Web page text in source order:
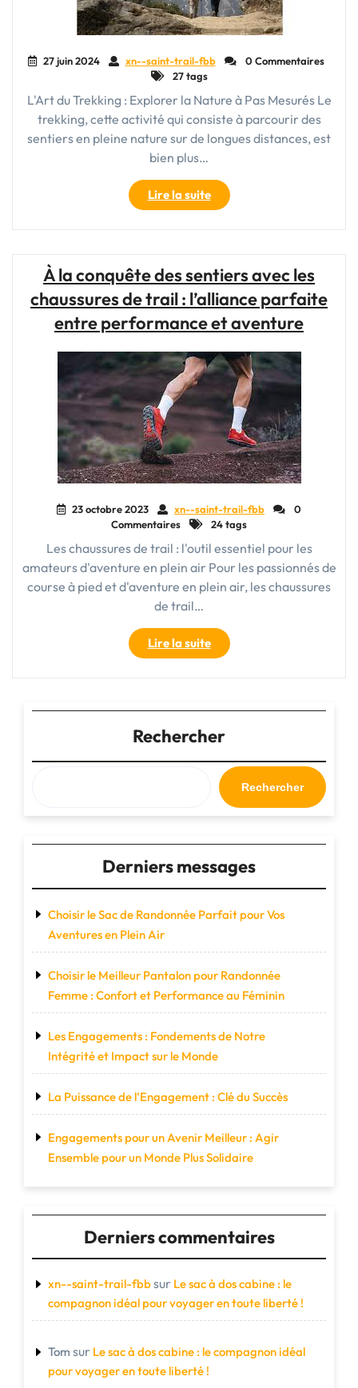
27 juin 2024 xn--saint-trail-fbb
0 Commentaires
27 tags
L'Art du Trekking : Explorer la Nature à Pas Mesurés Le
trekking, cette activité qui consiste à parcourir des
sentiers en pleine nature sur de longues distances, est
bien plus…
Lire la suite"Exploration
Sauvage
:
du
Trekking
en
Terre
Inconnue"
À la conquête des sentiers avec les
chaussures de trail : l’alliance parfaite
entre performance et aventure
23 octobre 2023 xn--saint-trail-fbb
0
Commentaires
24 tags
Les chaussures de trail : l'outil essentiel pour les
amateurs d'aventure en plein air Pour les passionnés de
course à pied et d'aventure en plein air, les chaussures
de trail…
Lire la suite"À
la
conquête
sentiers
avec
les
chaussures
de
trail
entre
performance
aventure"
Rechercher
Rechercher
Derniers messages
Choisir le Sac de Randonnée Parfait pour Vos
Aventures en Plein Air
Choisir le Meilleur Pantalon pour Randonnée
Femme : Confort et Performance au Féminin
Les Engagements : Fondements de Notre
Intégrité et Impact sur le Monde
La Puissance de l’Engagement : Clé du Succès
Engagements pour un Avenir Meilleur : Agir
Ensemble pour un Monde Plus Solidaire
Derniers commentaires
xn--saint-trail-fbbsur Le sac à dos cabine : le
compagnon idéal pour voyager en toute liberté !
Tom sur Le sac à dos cabine : le compagnon idéal
pour voyager en toute liberté !